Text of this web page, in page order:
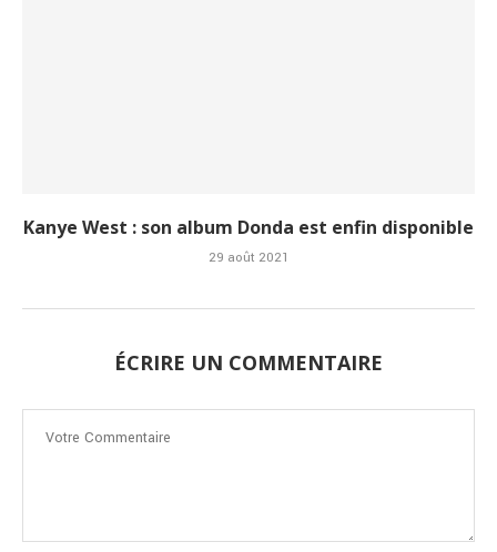
Kanye West : son album Donda est enfin disponible
29 août 2021
ÉCRIRE UN COMMENTAIRE